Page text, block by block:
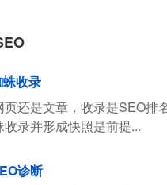
收录
页还是文章，收录是SEO排
收录并形成快照是前提...
诊断